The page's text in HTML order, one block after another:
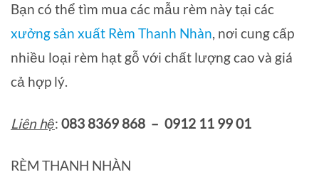
Bạn có thể tìm mua các mẫu rèm này tại các
xưởng sản xuất Rèm Thanh Nhàn, nơi cung cấp
nhiều loại rèm hạt gỗ với chất lượng cao và giá
cả hợp lý.
Liên hệ: 083 8369 868 – 0912 11 99 01
RÈM THANH NHÀN